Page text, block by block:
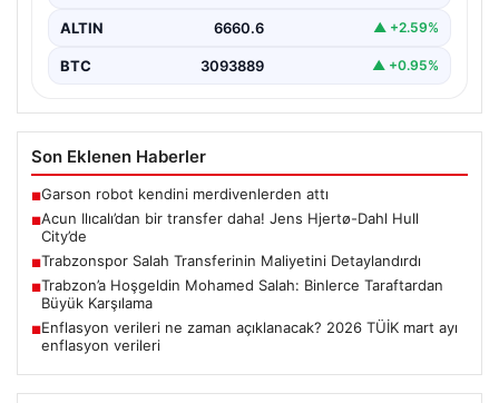
ALTIN 6660.6 ▲ +2.59%
BTC 3093889 ▲ +0.95%
Son Eklenen Haberler
■Garson robot kendini merdivenlerden attı
■Acun Ilıcalı’dan bir transfer daha! Jens Hjertø-Dahl Hull
City’de
■Trabzonspor Salah Transferinin Maliyetini Detaylandırdı
■Trabzon’a Hoşgeldin Mohamed Salah: Binlerce Taraftardan
Büyük Karşılama
■Enflasyon verileri ne zaman açıklanacak? 2026 TÜİK mart ayı
enflasyon verileri